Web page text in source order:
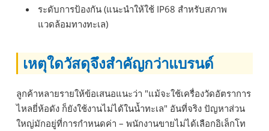
ระดับการป้องกัน (แนะนำให้ใช้ IP68 สำหรับสภาพ
แวดล้อมทางทะเล)
เหตุใดวัสดุจึงสำคัญกว่าแบรนด์
ลูกค้าหลายรายให้ข้อเสนอแนะว่า "แม้จะใช้เครื่องวัดอัตราการ
ไหลยี่ห้อดัง ก็ยังใช้งานไม่ได้ในน้ำทะเล" อันที่จริง ปัญหาส่วน
ใหญ่มักอยู่ที่การกำหนดค่า – พนักงานขายไม่ได้เลือกอิเล็กโท